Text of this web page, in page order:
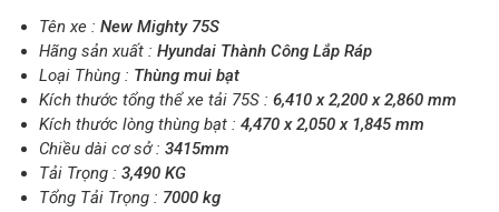
Tên xe : New Mighty 75S
Hãng sản xuất : Hyundai Thành Công Lắp Ráp
Loại Thùng : Thùng mui bạt
Kích thước tổng thể xe tải 75S : 6,410 x 2,200 x 2,860 mm
Kích thước lòng thùng bạt : 4,470 x 2,050 x 1,845 mm
Chiều dài cơ sở : 3415mm
Tải Trọng : 3,490 KG
Tổng Tải Trọng : 7000 kg